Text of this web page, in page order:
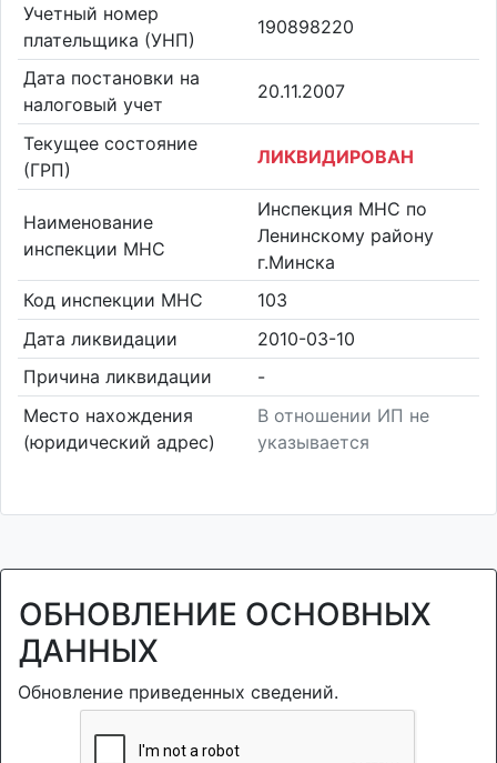
Учетный номер
плательщика (УНП)
190898220
Дата постановки на
налоговый учет
20.11.2007
Текущее состояние
(ГРП)
ЛИКВИДИРОВАН
Наименование
инспекции МНС
Инспекция МНС по
Ленинскому району
г.Минска
Код инспекции МНС
103
Дата ликвидации
2010-03-10
Причина ликвидации
-
Место нахождения
(юридический адрес)
В отношении ИП не
указывается
ОБНОВЛЕНИЕ ОСНОВНЫХ
ДАННЫХ
Обновление приведенных сведений.